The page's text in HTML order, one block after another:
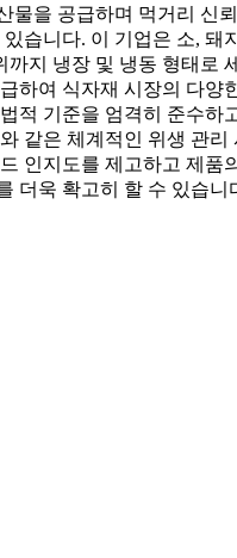
물을 공급하며 먹거리 신
습니다. 이 기업은 소,
지 냉장 및 냉동 형태로
하여 식자재 시장의 다
적 기준을 엄격히 준수
같은 체계적인 위생 관
인지도를 제고하고 제
더욱 확고히 할 수 있습